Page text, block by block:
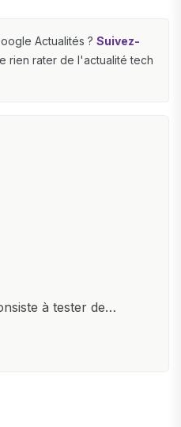
Actualités ? Suivez-
rien rater de l'actualité tech
à tester de
des critiques
pour aider